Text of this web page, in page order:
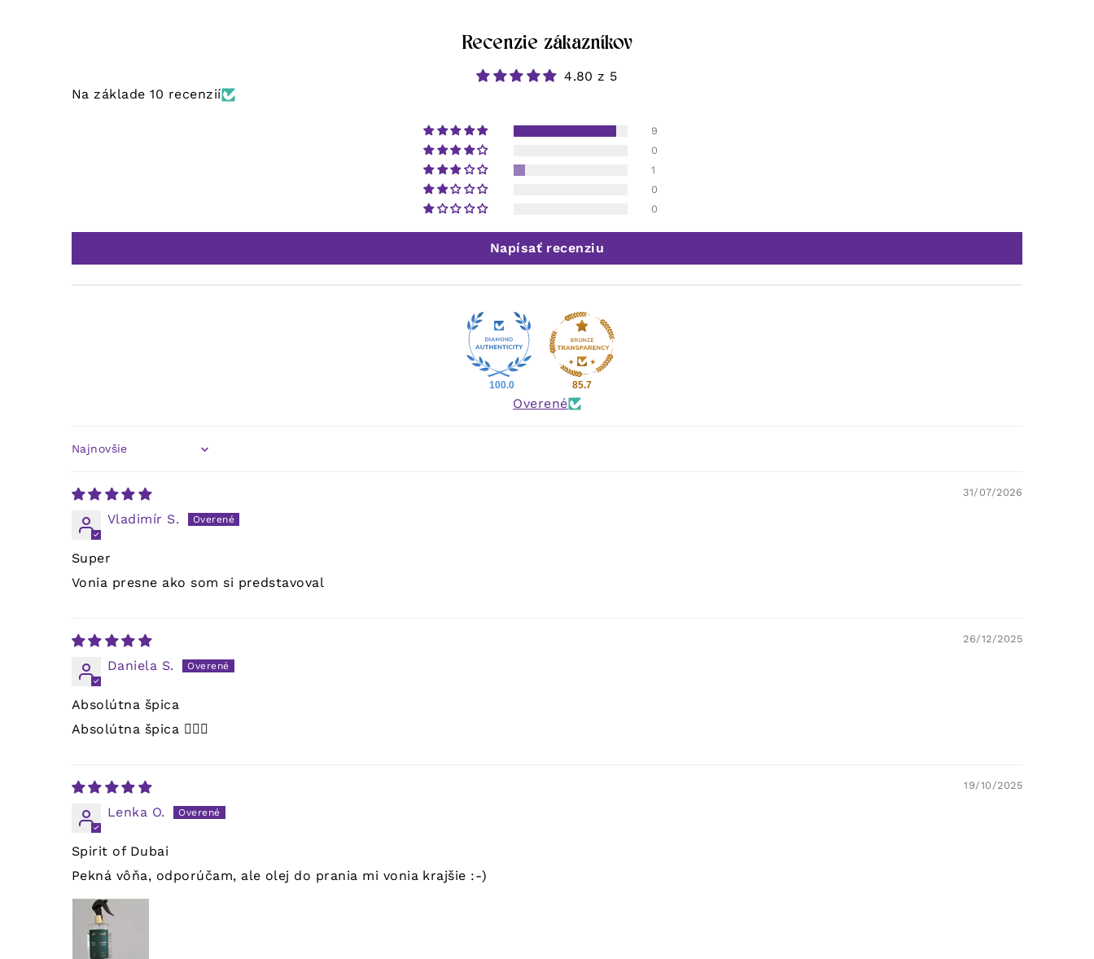
Recenzie zákazníkov
4.80 z 5
Na základe 10 recenzií
9
0
1
0
0
Napísať recenziu
100.0 85.7
Overené
Sort by
31/07/2026
Vladimír S.
Super
Vonia presne ako som si predstavoval
26/12/2025
Daniela S.
Absolútna špica
Absolútna špica 👌🏻🤗
19/10/2025
Lenka O.
Spirit of Dubai
Pekná vôňa, odporúčam, ale olej do prania mi vonia krajšie :-)